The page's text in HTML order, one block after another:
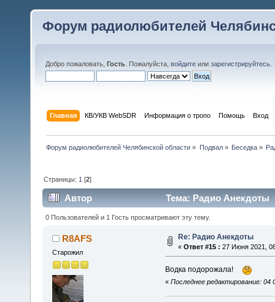
Форум радиолюбителей
Добро пожаловать, Гость . Пожалуйста, войдите или зарегистрируйтесь
Главная КВ/УКВ WebSDR Информация о тропо Помощь Вход
Форум радиолюбителей Челябинской области » Подвал» Беседка»
Страницы: 1 [2]
Автор Тема: Радио Анекдоты
0 Пользователей и 1 Гость просматривают эту тему.
R8AFS
Старожил
Re: Радио Анекдоты
« Ответ #15 : 27 Июня 2021,
Водка подорожала!
« Последнее редактирование: